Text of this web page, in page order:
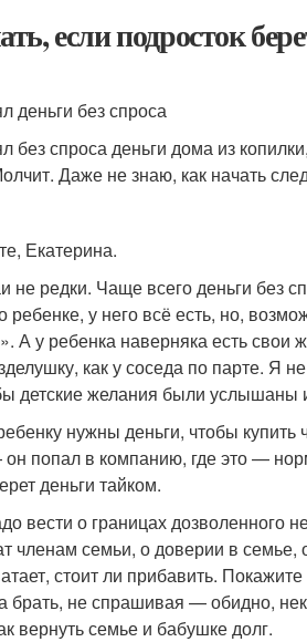
если подросток
деньги без спроса
без спроса деньги дома из
Даже не знаю, как начать
Екатерина.
не редки. Чаще всего деньги без
ребенке, у него всё есть, но,
А у ребенка наверняка есть свои
как у соседа по парте. Я
детские желания были услышаны
нужны деньги, чтобы купить
попал в компанию, где это —
деньги тайком.
вести о границах дозволенного
членам семьи, о доверии в
стоит ли прибавить.
брать, не спрашивая — обидно,
вернуть семье и бабушке долг.